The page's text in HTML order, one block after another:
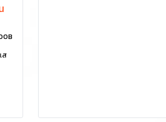
ส